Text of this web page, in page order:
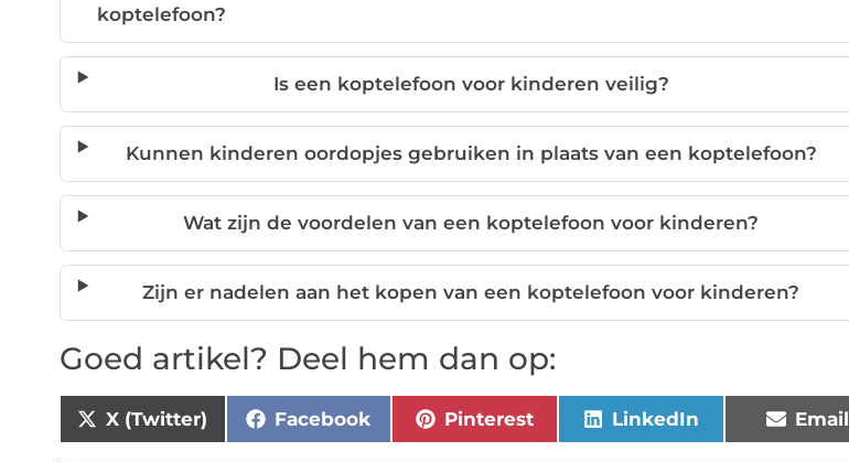
koptelefoon?
Is een koptelefoon voor kinderen veilig?
Kunnen kinderen oordopjes gebruiken in plaats van een koptelefoon?
Wat zijn de voordelen van een koptelefoon voor kinderen?
Zijn er nadelen aan het kopen van een koptelefoon voor kinderen?
Goed artikel? Deel hem dan op:
X (Twitter) Facebook Pinterest LinkedIn Email